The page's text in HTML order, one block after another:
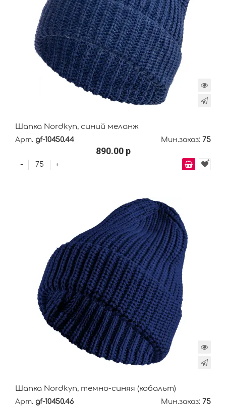
Шапка Nordkyn, синий меланж
Арт. gf-10450.44 Мин.заказ: 75
890.00 р
+
-
Шапка Nordkyn, темно-синяя (кобальт)
Арт. gf-10450.46 Мин.заказ: 75